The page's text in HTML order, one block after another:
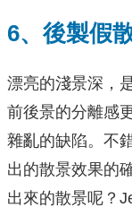
6、後製假
漂亮的淺景深，
前後景的分離感
雜亂的缺陷。不
出的散景效果的
出來的散景呢？